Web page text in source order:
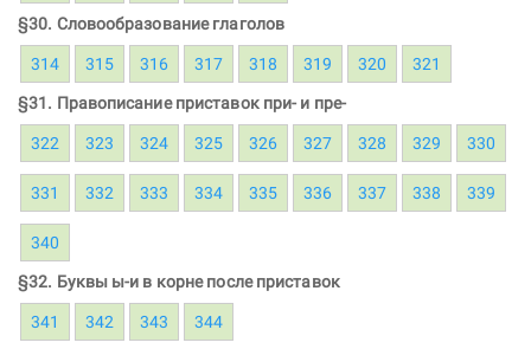
§30. Словообразование глаголов
314 315 316 317 318 319 320 321
§31. Правописание приставок при- и пре-
322 323 324 325 326 327 328 329 330
331 332 333 334 335 336 337 338 339
340
§32. Буквы ы-и в корне после приставок
341 342 343 344